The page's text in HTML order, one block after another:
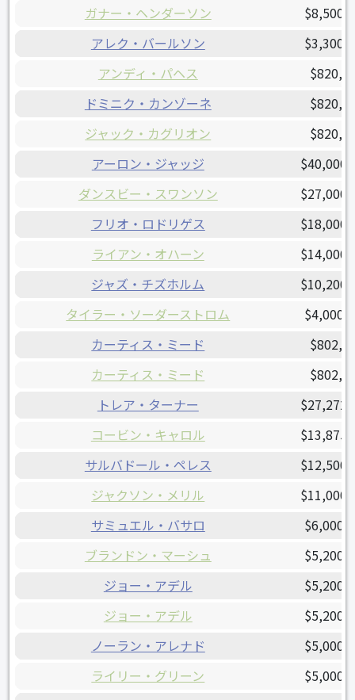
ガナー・ヘンダーソン
アレク・バールソン
アンディ・パヘス
ドミニク・カンゾーネ
ジャック・カグリオン
アーロン・ジャッジ
ダンスビー・スワンソン
フリオ・ロドリゲス
ライアン・オハーン
ジャズ・チズホルム
タイラー・ソーダーストロム
カーティス・ミード
カーティス・ミード
トレア・ターナー
コービン・キャロル
サルバドール・ペレス
ジャクソン・メリル
サミュエル・バサロ
ブランドン・マーシュ
ジョー・アデル
ジョー・アデル
ノーラン・アレナド
ライリー・グリーン